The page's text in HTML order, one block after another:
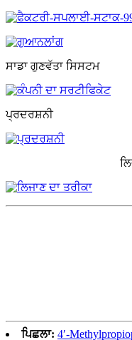
ਸਾਡਾ ਗੁਣਵੱਤਾ ਸਿਸਟਮ
ਪ੍ਰਦਰਸ਼ਨੀ
ਪਿਛਲਾ: 4′-